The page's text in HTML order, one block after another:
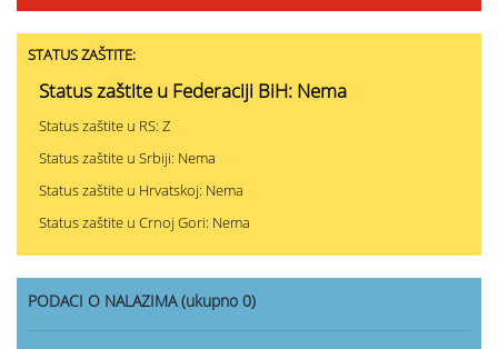
STATUS ZAŠTITE:
Status zaštite u Federaciji BiH: Nema
Status zaštite u RS: Z
Status zaštite u Srbiji: Nema
Status zaštite u Hrvatskoj: Nema
Status zaštite u Crnoj Gori: Nema
PODACI O NALAZIMA (ukupno 0)